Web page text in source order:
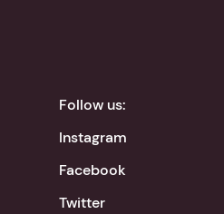
Follow us:
Instagram
Facebook
Twitter